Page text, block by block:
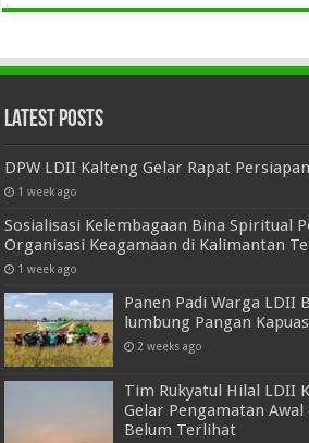
Latest Posts
DPW LDII Kalteng Gelar Rapat
1 week ago
Sosialisasi Kelembagaan Bina Spiritual
Organisasi Keagamaan di Kalimantan
1 week ago
Panen Padi Warga LDII
lumbung Pangan Kapuas
2 weeks ago
Tim Rukyatul Hilal LDII
Gelar Pengamatan Awal
Belum Terlihat